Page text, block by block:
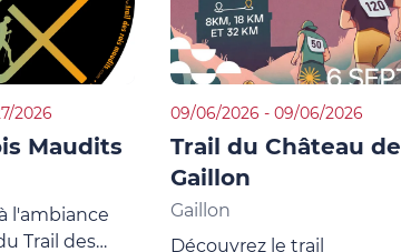
2026
Maudits
l'ambiance
Trail des
09/06/2026 - 09/06/2026
Trail du Château de
Gaillon
Gaillon
Découvrez le trail